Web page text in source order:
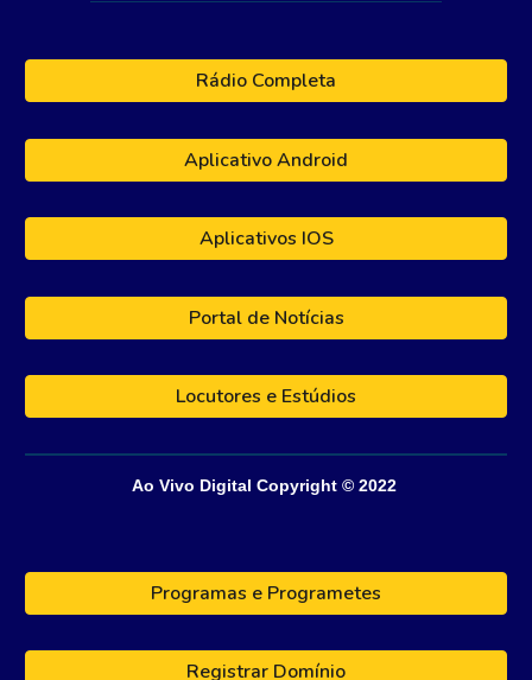
Rádio Completa
Aplicativo Android
Aplicativos IOS
Portal de Notícias
Locutores e Estúdios
Ao Vivo Digital Copyright © 2022
Programas e Programetes
Registrar Domínio